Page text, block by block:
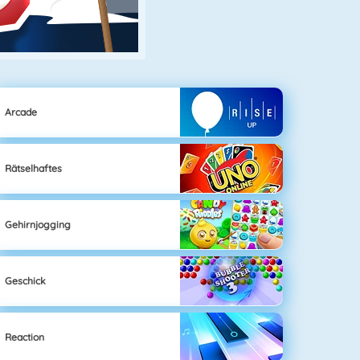
Arcade
Rätselhaftes
Gehirnjogging
Geschick
Reaction